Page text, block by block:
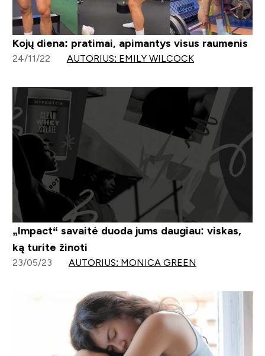
Kojų diena: pratimai, apimantys visus raumenis
24/11/22 AUTORIUS: EMILY WILCOCK
„Impact“ savaitė duoda jums daugiau: viskas,
ką turite žinoti
23/05/23 AUTORIUS: MONICA GREEN